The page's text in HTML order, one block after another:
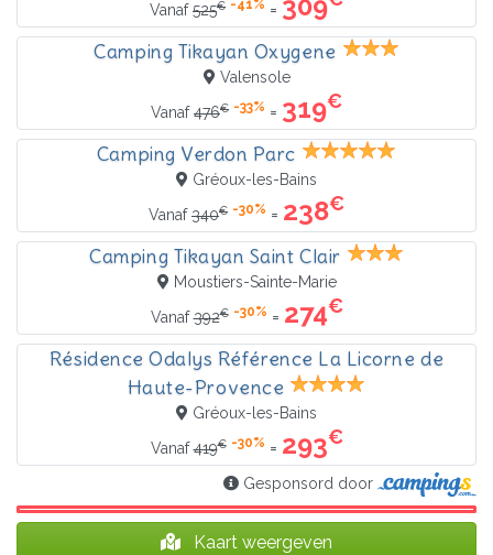
Vanaf525€ -41% =
Camping Tikayan Oxygene
Valensole
Vanaf476€ -33% = 319€
Camping Verdon Parc
Gréoux-les-Bains
Vanaf340€ -30% = 238€
Camping Tikayan Saint Clair
Moustiers-Sainte-Marie
Vanaf392€ -30% = 274€
Résidence Odalys Référence La Licorne de
Haute-Provence
Gréoux-les-Bains
Vanaf419€ -30% = 293€
Gesponsord door
Kaart weergeven